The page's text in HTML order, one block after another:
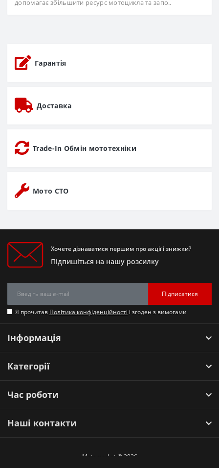
допомагає збільшити ресурс мотоцикла та запо..
Гарантія
Доставка
Trade-In Обмін мототехніки
Мото СТО
Хочете дізнаватися першим про акції і знижки?
Підпишіться на нашу розсилку
Підписатися
Я прочитав Політика конфіденційності і згоден з вимогами
Інформація
Категорії
Час роботи
Наші контакти
Motomarket © 2026